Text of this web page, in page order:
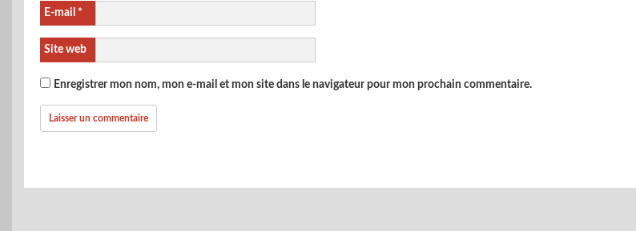
E-mail *
Site web
Enregistrer mon nom, mon e-mail et mon site dans le navigateur pour mon prochain commentaire.